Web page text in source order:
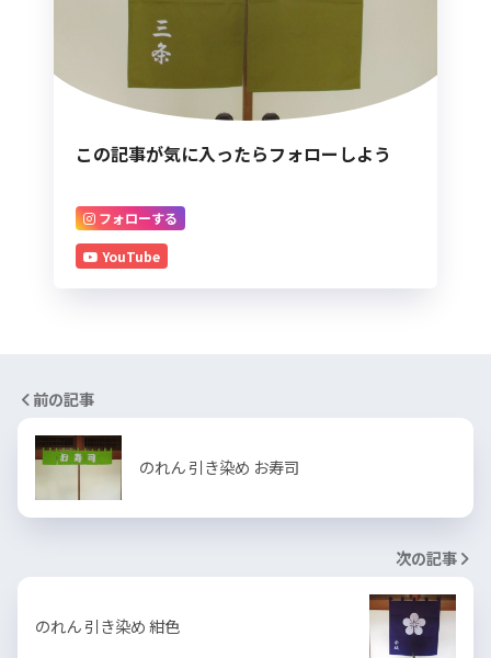
この記事が気に入ったらフォローしよう
フォローする
YouTube
前の記事
のれん 引き染め お寿司
次の記事
のれん 引き染め 紺色